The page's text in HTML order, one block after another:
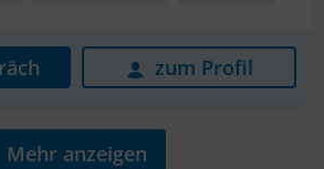
zum Profil
Mehr anzeigen